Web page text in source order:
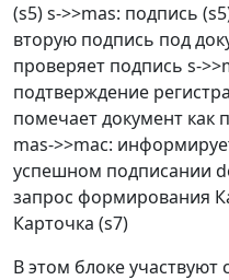
(s5) s->>mas: подпись
вторую подпись под
проверяет подпись s-
подтверждение
помечает документ как
mas->>mac:
успешном подписании
запрос формирования
Карточка (s7)
В этом блоке участвуют